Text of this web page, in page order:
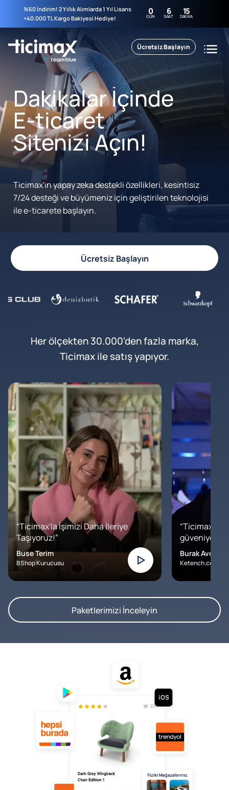
%60 İndirim! 2 Yıllık Alımlarda 1 Yıl Lisans
+40.000 TL Kargo Bakiyesi Hediye!
0
GÜN 6
SAAT 15
DAKIKA
Ücretsiz Başlayın
Dakikalar İçinde
E-ticaret
Sitenizi Açın!
Ticimax'ın yapay zeka destekli özellikleri, kesintisiz
7/24 desteği ve büyümeniz için geliştirilen teknolojisi
ile e-ticarete başlayın.
Ücretsiz Başlayın
Her ölçekten 30.000'den fazla marka,
Ticimax ile satış yapıyor.
“Ticimax'la İşimizi Daha İleriye
Taşıyoruz!”
Buse Terim
BShop Kurucusu
“Ticimax'a
Burak Avcılar
Ketench.com –
Paketlerimizi İnceleyin